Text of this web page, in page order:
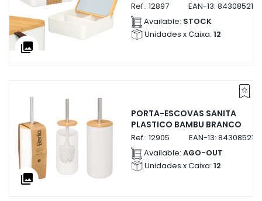
collections
Ref.: 12897 EAN-13:
Available: STOCK
Unidades x Caixa: 12
collections
PORTA-ESCOVAS SANITA
PLASTICO BAMBU BRANCO
Ref.: 12905 EAN-13:
Available: AGO-OUT
Unidades x Caixa: 12